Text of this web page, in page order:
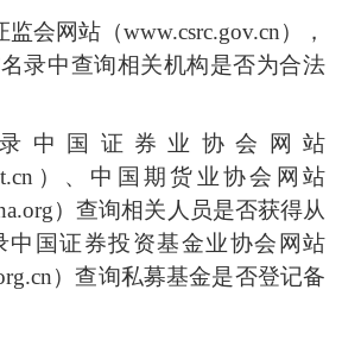
监会网站（www.csrc.gov.cn），
录中查询相关机构是否为合法
中国证券业协会网站
）、中国期货业协会网站
）查询相关人员是否获得从
中国证券投资基金业协会网站
）查询私募基金是否登记备